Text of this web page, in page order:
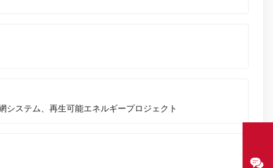
システム、再生可能エネルギープロジェクト